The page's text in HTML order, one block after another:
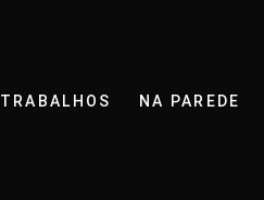
TRABALHOS NA PAREDE